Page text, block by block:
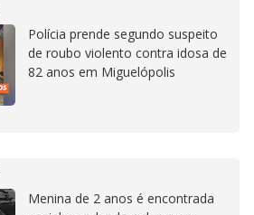
Polícia prende segundo suspeito
de roubo violento contra idosa de
82 anos em Miguelópolis
Menina de 2 anos é encontrada